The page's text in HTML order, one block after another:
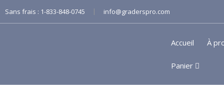
Sans frais : 1-833-848-0745 | info@graderspro.com
Accueil À
Panier